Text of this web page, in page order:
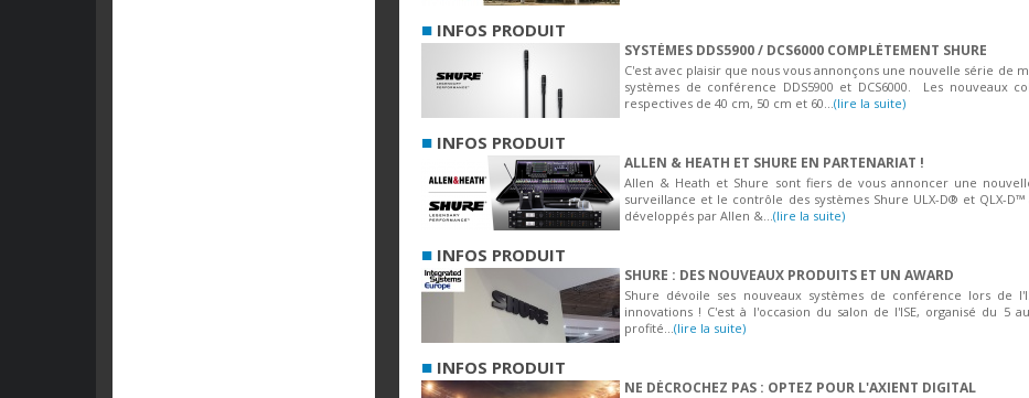
■ INFOS PRODUIT
SYSTÈMES DDS5900 / DCS6000 COMPLÈTEMENT SHURE
C'est avec plaisir que nous vous annonçons une nouvelle série de
systèmes de conférence DDS5900 et DCS6000. Les nouveaux
respectives de 40 cm, 50 cm et 60...(lire la suite)
■ INFOS PRODUIT
ALLEN & HEATH ET SHURE EN PARTENARIAT !
Allen & Heath et Shure sont fiers de vous annoncer une
surveillance et le contrôle des systèmes Shure ULX-D® et QLX-
développés par Allen &...(lire la suite)
■ INFOS PRODUIT
SHURE : DES NOUVEAUX PRODUITS ET UN AWARD
Shure dévoile ses nouveaux systèmes de conférence lors de
innovations ! C'est à l'occasion du salon de l'ISE, organisé du 5
profité...(lire la suite)
■ INFOS PRODUIT
NE DÉCROCHEZ PAS : OPTEZ POUR L'AXIENT DIGITAL